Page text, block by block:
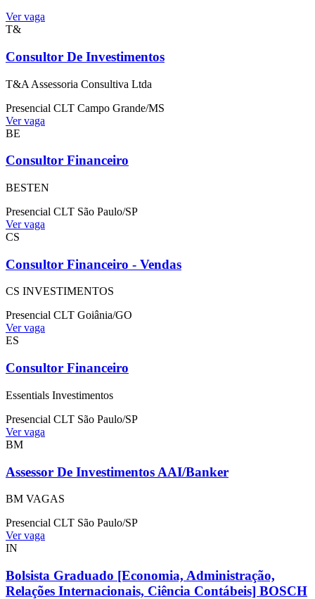
Ver vaga
T&
Consultor De Investimentos
T&A Assessoria Consultiva Ltda
Presencial CLT Campo Grande/MS
Ver vaga
BE
Consultor Financeiro
BESTEN
Presencial CLT São Paulo/SP
Ver vaga
CS
Consultor Financeiro - Vendas
CS INVESTIMENTOS
Presencial CLT Goiânia/GO
Ver vaga
ES
Consultor Financeiro
Essentials Investimentos
Presencial CLT São Paulo/SP
Ver vaga
BM
Assessor De Investimentos AAI/Banker
BM VAGAS
Presencial CLT São Paulo/SP
Ver vaga
IN
Bolsista Graduado [Economia, Administração,
Relações Internacionais, Ciência Contábeis] BOSCH